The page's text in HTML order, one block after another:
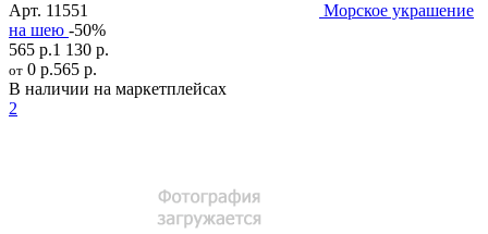
Арт. 11551
Морское украшение
на шею -50%
565 р.1 130 р.
от 0 р.565 р.
В наличии на маркетплейсах
2